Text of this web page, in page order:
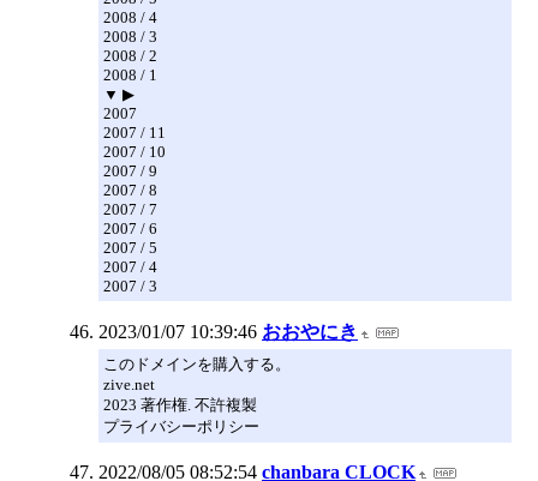
2008 / 4
2008 / 3
2008 / 2
2008 / 1
▼ ▶
2007
2007 / 11
2007 / 10
2007 / 9
2007 / 8
2007 / 7
2007 / 6
2007 / 5
2007 / 4
2007 / 3
2023/01/07 10:39:46 おおやにき
このドメインを購入する。
zive.net
2023 著作権. 不許複製
プライバシーポリシー
2022/08/05 08:52:54 chanbara CLOCK